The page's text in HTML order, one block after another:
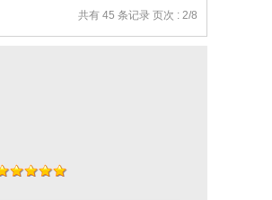
共有 45 条记录 页次 : 2/8